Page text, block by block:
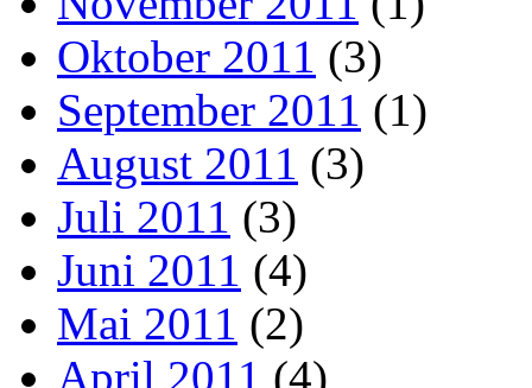
Oktober 2011 (3)
September 2011 (1)
August 2011 (3)
Juli 2011 (3)
Juni 2011 (4)
Mai 2011 (2)
April 2011 (4)